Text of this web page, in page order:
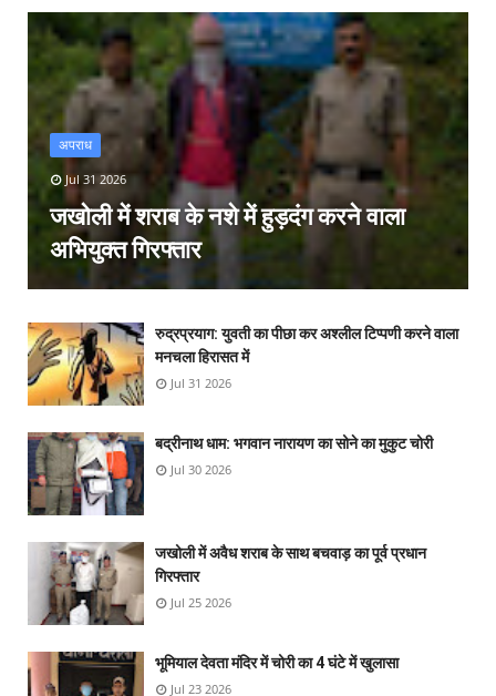
अपराध
Jul 31 2026
जखोली में शराब के नशे में हुड़दंग करने वाला
अभियुक्त गिरफ्तार
रुद्रप्रयाग: युवती का पीछा कर अश्लील टिप्पणी करने वाला
मनचला हिरासत में
Jul 31 2026
बद्रीनाथ धाम: भगवान नारायण का सोने का मुकुट चोरी
Jul 30 2026
जखोली में अवैध शराब के साथ बचवाड़ का पूर्व प्रधान
गिरफ्तार
Jul 25 2026
भूमियाल देवता मंदिर में चोरी का 4 घंटे में खुलासा
Jul 23 2026